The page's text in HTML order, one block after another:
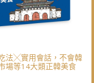
法╳實用會話，不會韓
場等14大類正韓美食